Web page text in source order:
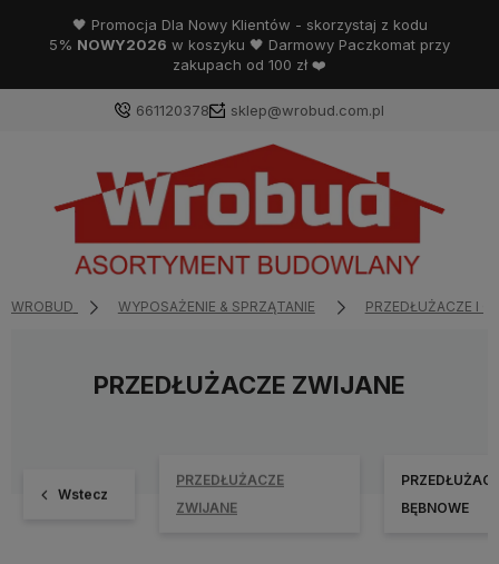
🖤 Promocja Dla Nowy Klientów - skorzystaj z kodu
5% NOWY2026 w koszyku 🖤 Darmowy Paczkomat przy
zakupach od 100 zł ❤️
661120378 sklep@wrobud.com.pl
WROBUD WYPOSAŻENIE & SPRZĄTANIE PRZEDŁUŻACZE I
PRZEDŁUŻACZE ZWIJANE
Wstecz
PRZEDŁUŻACZE
ZWIJANE
BĘBNOWE